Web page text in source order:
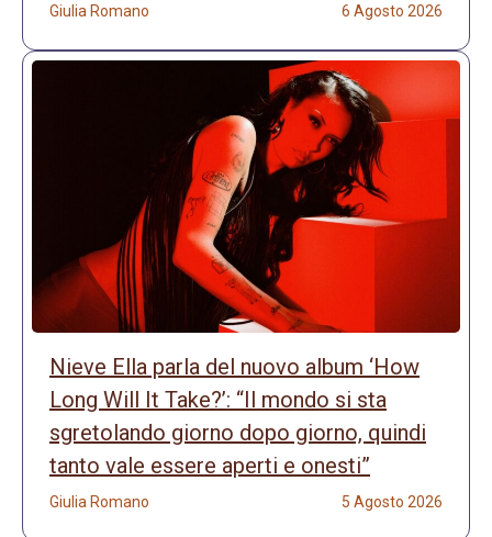
Giulia Romano 6 Agosto 2026
Nieve Ella parla del nuovo album ‘How
Long Will It Take?’: “Il mondo si sta
sgretolando giorno dopo giorno, quindi
tanto vale essere aperti e onesti”
Giulia Romano 5 Agosto 2026